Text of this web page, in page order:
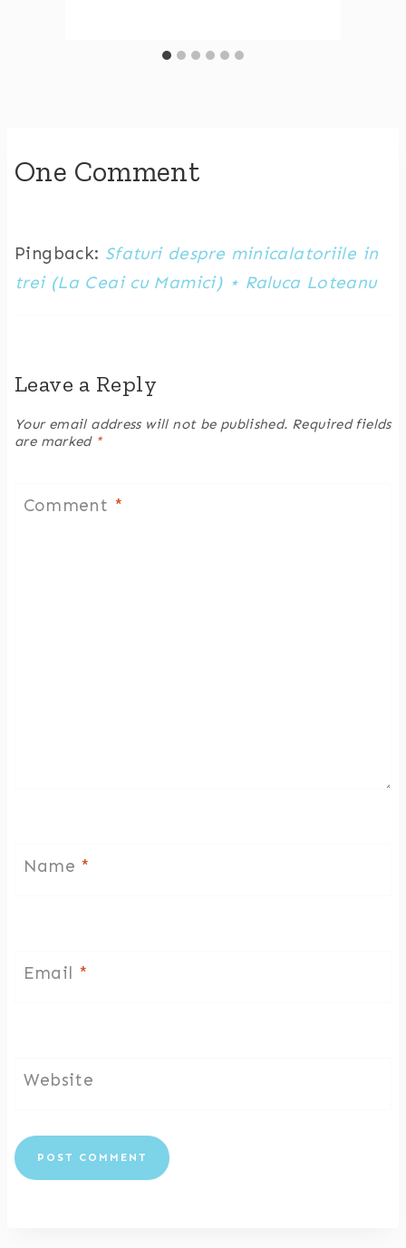
One Comment
Pingback: Sfaturi despre minicalatoriile in
trei (La Ceai cu Mamici) ⋆ Raluca Loteanu
Leave a Reply
Your email address will not be published. Required fields
are marked *
Comment *
Name *
Email *
Website